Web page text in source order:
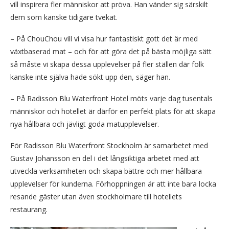
vill inspirera fler människor att pröva. Han vänder sig särskilt
dem som kanske tidigare tvekat.
– På ChouChou vill vi visa hur fantastiskt gott det är med
växtbaserad mat – och för att göra det på bästa möjliga sätt
så måste vi skapa dessa upplevelser på fler ställen där folk
kanske inte själva hade sökt upp den, säger han.
– På Radisson Blu Waterfront Hotel möts varje dag tusentals
människor och hotellet är därför en perfekt plats för att skapa
nya hållbara och jävligt goda matupplevelser.
För Radisson Blu Waterfront Stockholm är samarbetet med
Gustav Johansson en del i det långsiktiga arbetet med att
utveckla verksamheten och skapa bättre och mer hållbara
upplevelser för kunderna. Förhoppningen är att inte bara locka
resande gäster utan även stockholmare till hotellets
restaurang.